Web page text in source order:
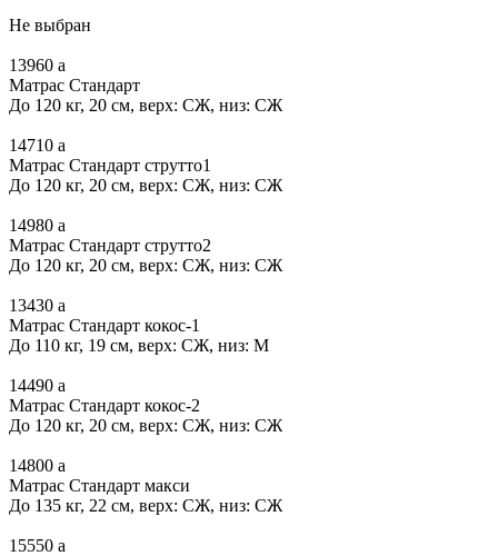
Не выбран
13960 a
Матрас Стандарт
До 120 кг, 20 см, верх: СЖ, низ: СЖ
14710 a
Матрас Стандарт струтто1
До 120 кг, 20 см, верх: СЖ, низ: СЖ
14980 a
Матрас Стандарт струтто2
До 120 кг, 20 см, верх: СЖ, низ: СЖ
13430 a
Матрас Стандарт кокос-1
До 110 кг, 19 см, верх: СЖ, низ: М
14490 a
Матрас Стандарт кокос-2
До 120 кг, 20 см, верх: СЖ, низ: СЖ
14800 a
Матрас Стандарт макси
До 135 кг, 22 см, верх: СЖ, низ: СЖ
15550 a